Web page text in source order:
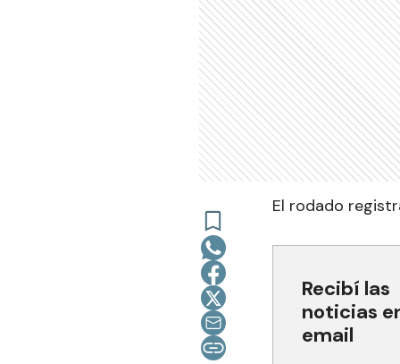
El rodado
Recibí las
noticias
email